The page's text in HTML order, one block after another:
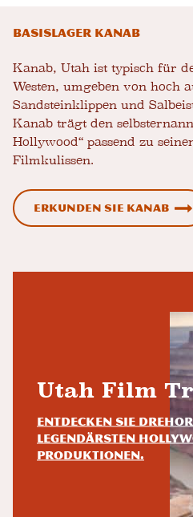
Basislager Kanab
Kanab, Utah ist typisch für
Westen, umgeben von hoch
Sandsteinklippen und
Kanab trägt den
Hollywood“ passend zu
Filmkulissen.
Erkunden Sie Kanab
Utah Film
Entdecken Sie
legendärsten
Produktionen.